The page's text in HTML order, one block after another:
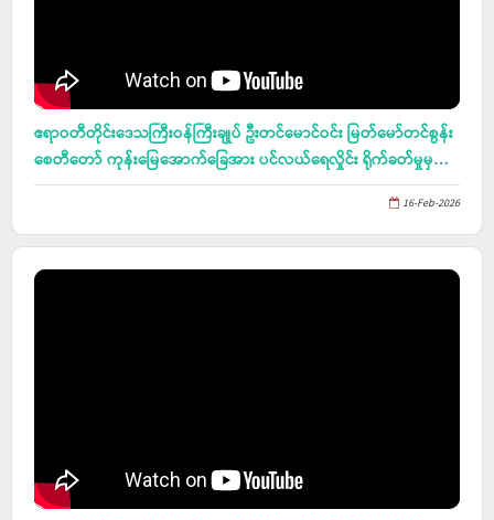
ဧရာဝတီတိုင်းဒေသကြီးဝန်ကြီးချုပ် ဦးတင်မောင်ဝင်း မြတ်မော်တင်စွန်း
စေတီတော် ကုန်းမြေအောက်ခြေအား ပင်လယ်ရေလှိုင်း ရိုက်ခတ်မှုမှ
ကာကွယ်ရန် ဆောင်ရွက်ထားသည့် ကျောက်စီလှိုင်းကာအား
သွားရောက်ကြည့်ရှုစစ်ဆေး၊ မဟာမကုဋရံသီ ဆံတော်ရှင် မြတ်မော်တင်
စေတီတော်မြတ်ကြီး၏ ဗုဒ္ဓပူဇနိယပွဲတော် ဖွင့်ပွဲ အခမ်းအနားအား တက်
ရောက်ဖွင့်လှစ်
16-Feb-2026